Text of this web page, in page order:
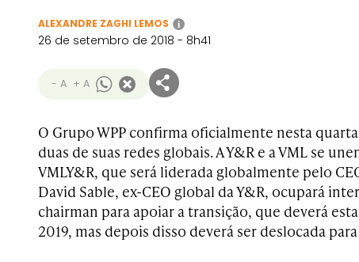
ALEXANDRE ZAGHI LEMOS i
26 de setembro de 2018 - 8h41
- A + A
O Grupo WPP confirma oficialmente nesta
duas de suas redes globais. A Y&R e a VML se
VMLY&R, que será liderada globalmente pelo
David Sable, ex-CEO global da Y&R, ocupará
chairman para apoiar a transição, que deverá
2019, mas depois disso deverá ser deslocada